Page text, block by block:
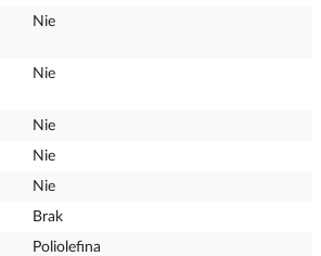
Nie
Nie
Nie
Nie
Nie
Brak
Poliolefina